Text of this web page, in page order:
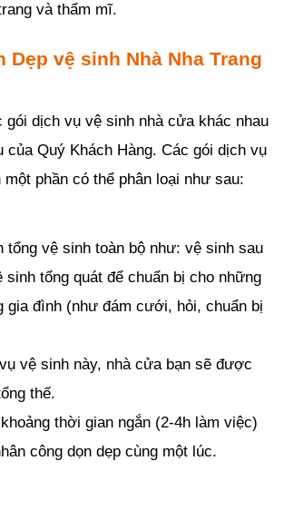
và thẩm mĩ.
Dẹp vệ sinh Nhà Nha Trang
gói dịch vụ vệ sinh nhà cửa khác nhau
của Quý Khách Hàng. Các gói dịch vụ
phần có thể phân loại như sau:
tổng vệ sinh toàn bộ như: vệ sinh sau
sinh tổng quát để chuẩn bị cho những
gia đình (như đám cưới, hỏi, chuẩn bị
vệ sinh này, nhà cửa bạn sẽ được
thế.
thời gian ngắn (2-4h làm việc)
công dọn dẹp cùng một lúc.